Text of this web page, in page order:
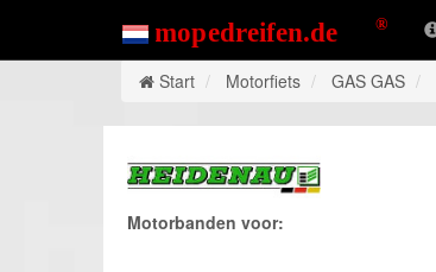
Start Motorfiets GAS GAS
Motorbanden voor: